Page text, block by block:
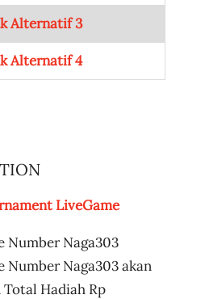
Alternatif 3
Alternatif 4
LiveGame
Number Naga303
Number Naga303 akan
Hadiah Rp